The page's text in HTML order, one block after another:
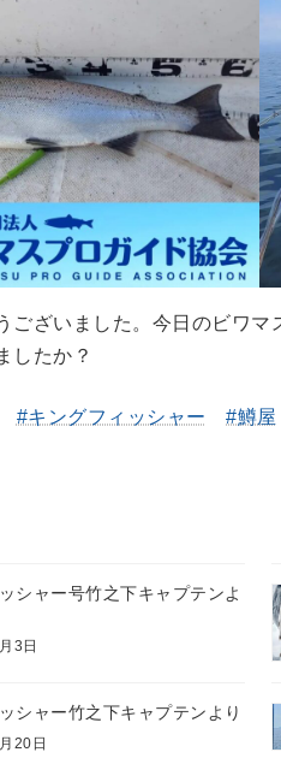
ございました。今日のビワ
したか？
#キングフィッシャー #鱒屋
シャー号竹之下キャプテンよ
3日
シャー竹之下キャプテンより
20日